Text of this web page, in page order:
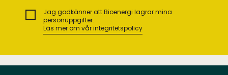
Jag godkänner att Bioenergi lagrar mina
personuppgifter.
Läs mer om vår integritetspolicy